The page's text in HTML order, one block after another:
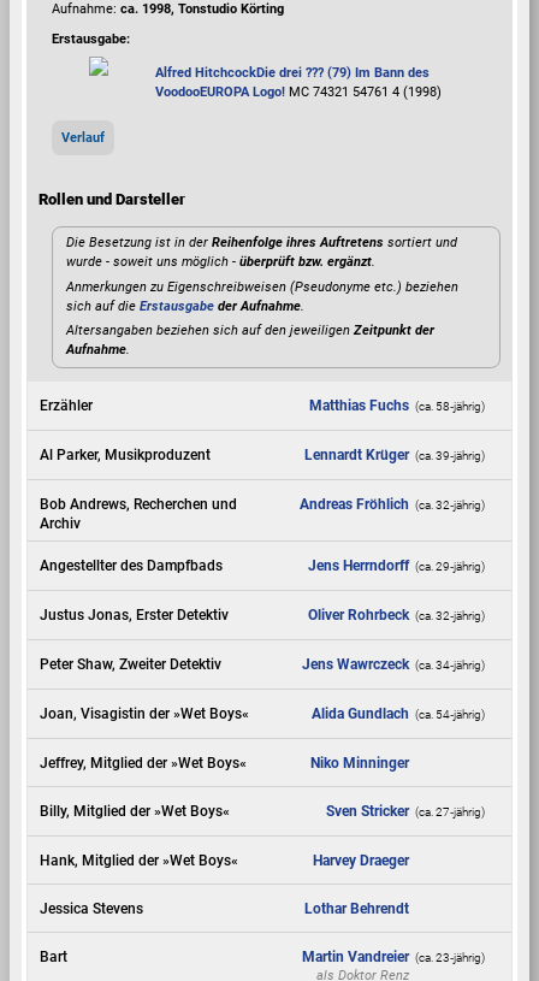
Aufnahme:ca. 1998, Tonstudio Körting
Erstausgabe:
Alfred HitchcockDie drei ??? (79) Im Bann des
VoodooEUROPA Logo! MC 74321 54761 4 (1998)
Verlauf
Rollen und Darsteller
Die Besetzung ist in derReihenfolge ihres Auftretens sortiert und
wurde - soweit uns möglich -überprüft bzw. ergänzt.
Anmerkungen zu Eigenschreibweisen (Pseudonyme etc.) beziehen
sich auf dieErstausgabe der Aufnahme.
Altersangaben beziehen sich auf den jeweiligenZeitpunkt der
Aufnahme.
Erzähler Matthias Fuchs (ca. 58‑jährig)
Al Parker, Musikproduzent Lennardt Krüger (ca. 39‑jährig)
Bob Andrews, Recherchen und
Archiv
Andreas Fröhlich (ca. 32‑jährig)
Angestellter des Dampfbads Jens Herrndorff (ca. 29‑jährig)
Justus Jonas, Erster Detektiv Oliver Rohrbeck (ca. 32‑jährig)
Peter Shaw, Zweiter Detektiv Jens Wawrczeck (ca. 34‑jährig)
Joan, Visagistin der »Wet Boys« Alida Gundlach (ca. 54‑jährig)
Jeffrey, Mitglied der »Wet Boys« Niko Minninger
Billy, Mitglied der »Wet Boys« Sven Stricker (ca. 27‑jährig)
Hank, Mitglied der »Wet Boys« Harvey Draeger
Jessica Stevens Lothar Behrendt
Bart Martin Vandreier
alsDoktor Renz
(ca. 23‑jährig)